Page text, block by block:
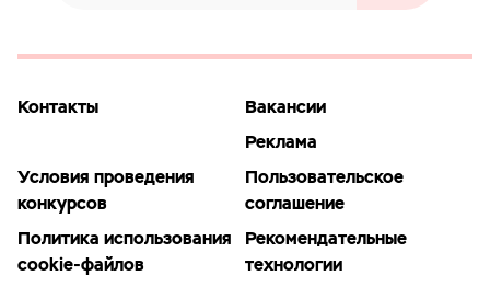
Контакты
Вакансии
Реклама
Условия проведения
конкурсов
Пользовательское
соглашение
Политика использования
cookie-файлов
Рекомендательные
технологии